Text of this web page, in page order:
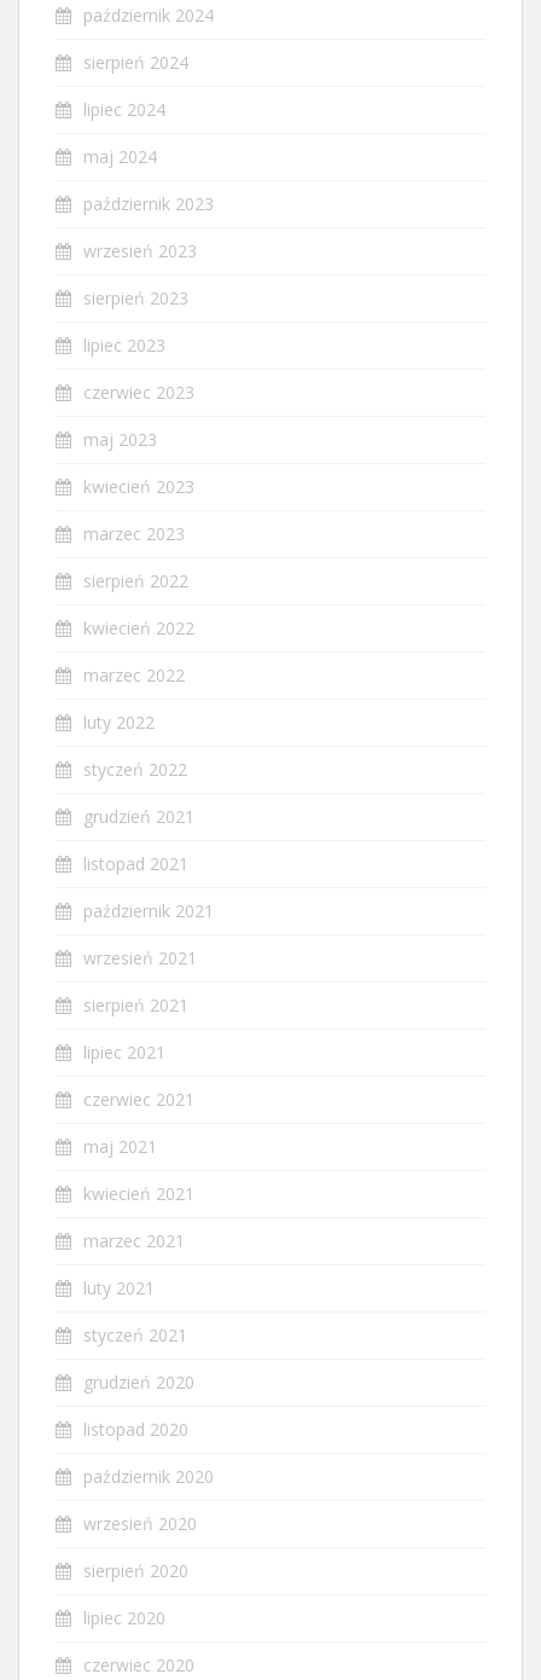
październik 2024
sierpień 2024
lipiec 2024
maj 2024
październik 2023
wrzesień 2023
sierpień 2023
lipiec 2023
czerwiec 2023
maj 2023
kwiecień 2023
marzec 2023
sierpień 2022
kwiecień 2022
marzec 2022
luty 2022
styczeń 2022
grudzień 2021
listopad 2021
październik 2021
wrzesień 2021
sierpień 2021
lipiec 2021
czerwiec 2021
maj 2021
kwiecień 2021
marzec 2021
luty 2021
styczeń 2021
grudzień 2020
listopad 2020
październik 2020
wrzesień 2020
sierpień 2020
lipiec 2020
czerwiec 2020